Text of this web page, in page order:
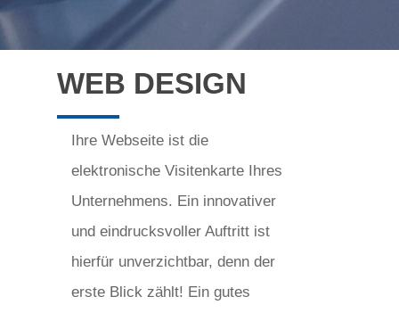
WEB DESIGN
Ihre Webseite ist die
elektronische Visitenkarte Ihres
Unternehmens. Ein innovativer
und eindrucksvoller Auftritt ist
hierfür unverzichtbar, denn der
erste Blick zählt! Ein gutes